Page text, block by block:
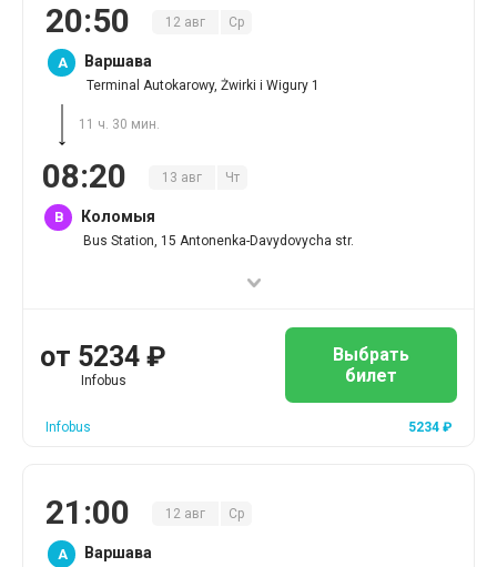
20:50 12 авг Ср
A Варшава
Terminal Autokarowy, Żwirki i Wigury 1
11 ч. 30 мин.
08:20 13 авг Чт
B Коломыя
Bus Station, 15 Antonenka-Davydovycha str.
от 5234 ₽
Infobus
Выбрать
билет
Infobus 5234 ₽
21 :00 12 авг Ср
A Варшава